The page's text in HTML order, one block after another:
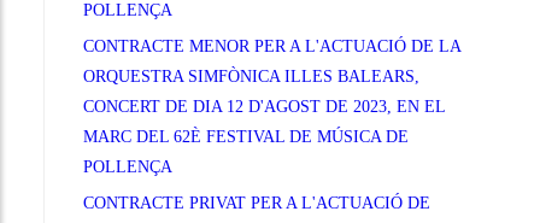
POLLENÇA
CONTRACTE MENOR PER A L'ACTUACIÓ DE LA
ORQUESTRA SIMFÒNICA ILLES BALEARS,
CONCERT DE DIA 12 D'AGOST DE 2023, EN EL
MARC DEL 62È FESTIVAL DE MÚSICA DE
POLLENÇA
CONTRACTE PRIVAT PER A L'ACTUACIÓ DE